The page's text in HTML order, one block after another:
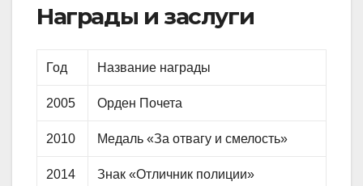
Награды и заслуги
Год Название награды
2005 Орден Почета
2010 Медаль «За отвагу и смелость»
2014 Знак «Отличник полиции»